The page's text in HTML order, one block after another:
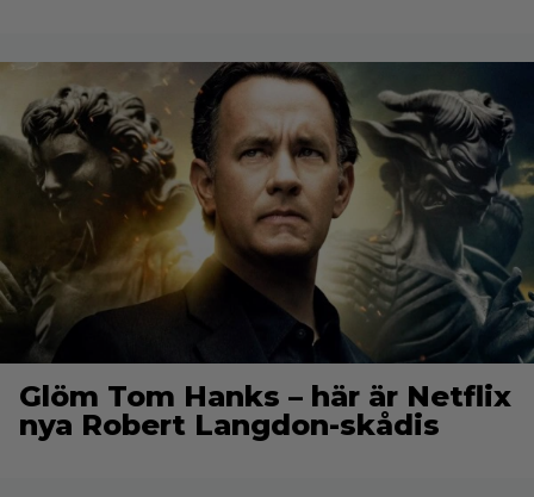
Glöm Tom Hanks – här är Netflix
nya Robert Langdon-skådis